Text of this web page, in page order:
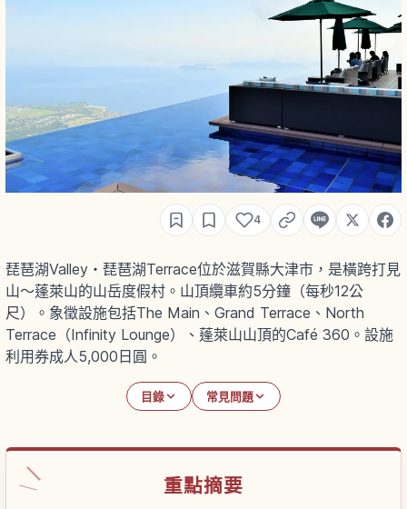
4
琵琶湖Valley・琵琶湖Terrace位於滋賀縣大津市，是橫跨打見
山〜蓬萊山的山岳度假村。山頂纜車約5分鐘（每秒12公
尺）。象徵設施包括The Main、Grand Terrace、North
Terrace（Infinity Lounge）、蓬萊山山頂的Café 360。設施
利用券成人5,000日圓。
目錄 常見問題
重點摘要